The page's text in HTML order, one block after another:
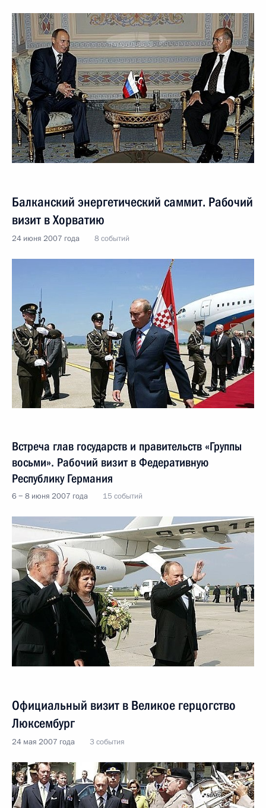
Балканский энергетический саммит. Рабочий
визит в Хорватию
24 июня 2007 года 8 событий
Встреча глав государств и правительств «Группы
восьми». Рабочий визит в Федеративную
Республику Германия
6 − 8 июня 2007 года 15 событий
Официальный визит в Великое герцогство
Люксембург
24 мая 2007 года 3 события